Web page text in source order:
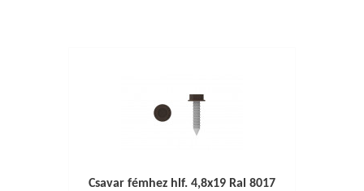
Csavar fémhez hlf. 4,8x19 Ral 8017